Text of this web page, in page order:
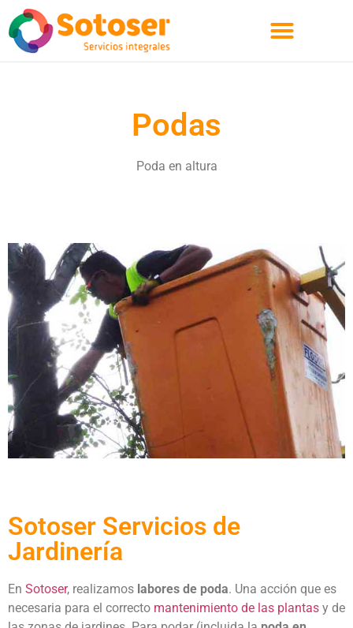
Podas
Poda en altura
Sotoser Servicios de
Jardinería
En Sotoser, realizamos labores de poda. Una acción que es
necesaria para el correcto mantenimiento de las plantas y de